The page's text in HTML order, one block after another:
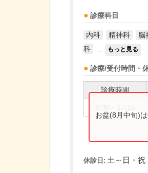
診療科目
内科 精神科 脳
科
もっと見る
診療/受付時間・
診療時間
お盆(8月中旬)
休診日: 土～日・祝